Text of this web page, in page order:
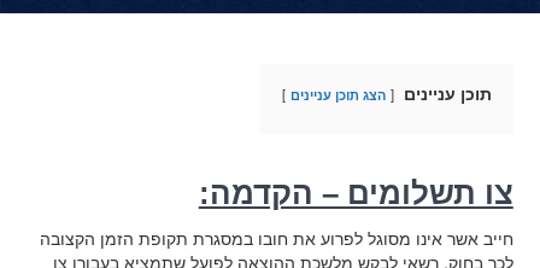
תוכן עניינים הצג תוכן עניינים
צו תשלומים – הקדמה:
חייב אשר אינו מסוגל לפרוע את חובו במסגרת תקופת הזמן הקצובה
לכך בחוק, רשאי לבקש מלשכת ההוצאה לפועל שתמציא בעבורו צו